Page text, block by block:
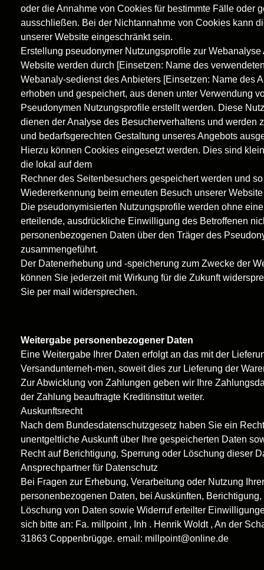
oder die Annahme von Cookies für bestimmte Fälle oder
ausschließen. Bei der Nichtannahme von Cookies kann
unserer Website eingeschränkt sein.
Erstellung pseudonymer Nutzungsprofile zur Webanalyse
Website werden durch [Einsetzen: Name des
Webanaly-sedienst des Anbieters [Einsetzen: Name des
erhoben und gespeichert, aus denen unter Verwendung
Pseudonymen Nutzungsprofile erstellt werden. Diese
dienen der Analyse des Besucherverhaltens und werden
und bedarfsgerechten Gestaltung unseres Angebots
Hierzu können Cookies eingesetzt werden. Dies sind
die lokal auf dem
Rechner des Seitenbesuchers gespeichert werden und
Wiedererkennung beim erneuten Besuch unserer
Die pseudonymisierten Nutzungsprofile werden ohne
erteilende, ausdrückliche Einwilligung des Betroffenen
personenbezogenen Daten über den Träger des
zusammengeführt.
Der Datenerhebung und -speicherung zum Zwecke der
können Sie jederzeit mit Wirkung für die Zukunft
Sie per mail widersprechen.
Weitergabe personenbezogener Daten
Eine Weitergabe Ihrer Daten erfolgt an das mit der
Versandunterneh-men, soweit dies zur Lieferung der
Zur Abwicklung von Zahlungen geben wir Ihre
der Zahlung beauftragte Kreditinstitut weiter.
Auskunftsrecht
Nach dem Bundesdatenschutzgesetz haben Sie ein
unentgeltliche Auskunft über Ihre gespeicherten Daten
Recht auf Berichtigung, Sperrung oder Löschung dieser
Ansprechpartner für Datenschutz
Bei Fragen zur Erhebung, Verarbeitung oder Nutzung Ihrer
personenbezogenen Daten, bei Auskünften,
Löschung von Daten sowie Widerruf erteilter
sich bitte an: Fa. millpoint , Inh . Henrik Woldt , An der
31863 Coppenbrügge. email: millpoint@online.de